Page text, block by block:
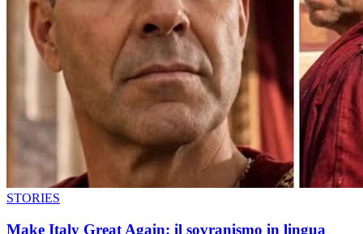
STORIES
Make Italy Great Again: il sovranismo in lingua